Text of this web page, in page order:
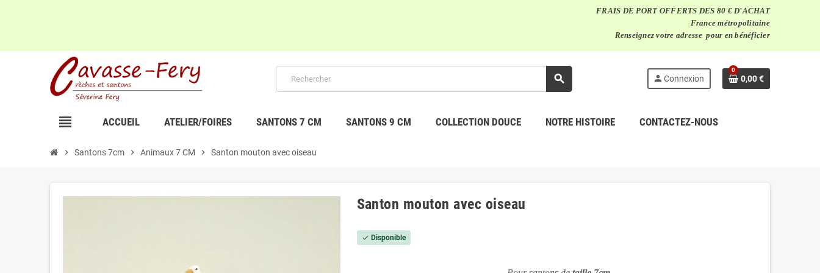
FRAIS DE PORT OFFERTS DES 80 € D'ACHAT
France métropolitaine
Renseignez votre adresse pour en bénéficier
search person Connexion
0
0,00 €
view_headline ACCUEIL ATELIER/FOIRES SANTONS 7 CM SANTONS 9 CM COLLECTION DOUCE NOTRE HISTOIRE CONTACTEZ-NOUS
chevron_right Santons 7cm chevron_right Animaux 7 CM chevron_right Santon mouton avec oiseau
Santon mouton avec oiseau
check Disponible